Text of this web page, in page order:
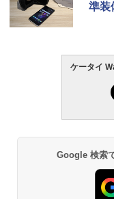
準装
ケータイ
Google 検索